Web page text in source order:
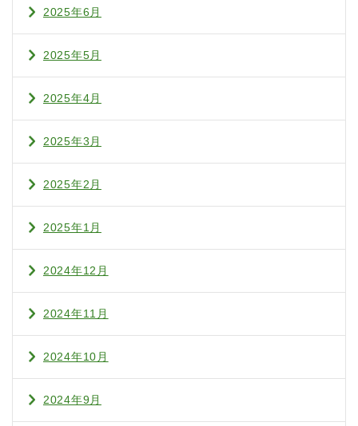
2025年6月
2025年5月
2025年4月
2025年3月
2025年2月
2025年1月
2024年12月
2024年11月
2024年10月
2024年9月